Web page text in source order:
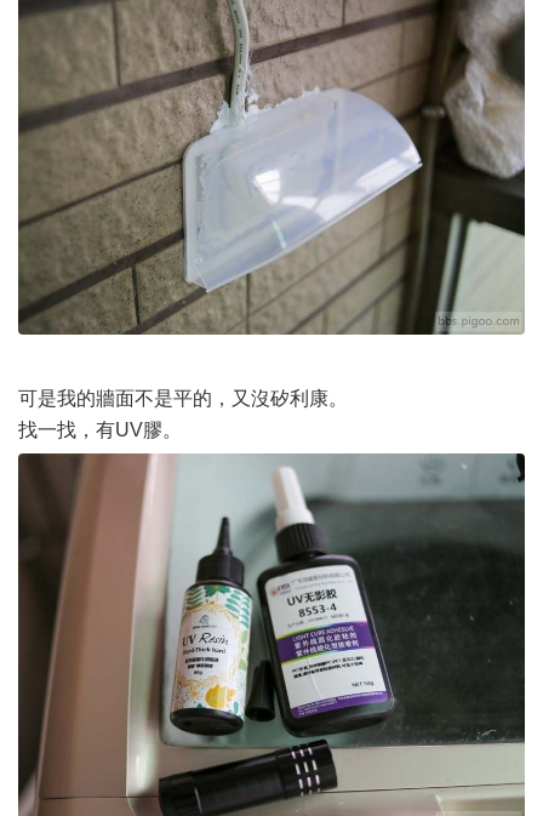
可是我的牆面不是平的，又沒矽利康。
找一找，有UV膠。